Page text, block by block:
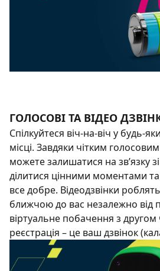
ГОЛОСОВІ ТА ВІДЕО
Спілкуйтеся віч-на-віч у будь-
місці. Завдяки чітким
можете залишатися на зв’язку
ділитися цінними моментами
все добре. Відеодзвінки
ближчою до вас незалежно від
віртуальне побачення з
реєстрація – це ваш дзвінок